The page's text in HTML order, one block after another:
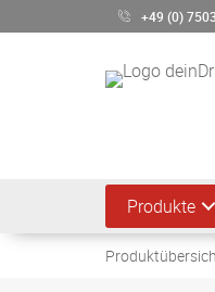
+49 (0)
Produkte